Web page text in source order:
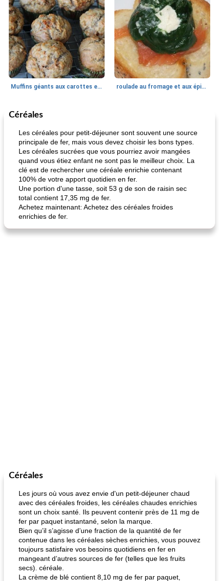
Muffins géants aux carottes et à la banane de Nif roulade au fromage et aux épinards
Marques de confiance: recettes et
fiesta tostadas le méga's jopp joes
Céréales
Les céréales pour petit-déjeuner sont souvent une source
principale de fer, mais vous devez choisir les bons types.
Les céréales sucrées que vous pourriez avoir mangées
quand vous étiez enfant ne sont pas le meilleur choix. La
clé est de rechercher une céréale enrichie contenant
100% de votre apport quotidien en fer.
Une portion d'une tasse, soit 53 g de son de raisin sec
total contient 17,35 mg de fer.
Achetez maintenant: Achetez des céréales froides
enrichies de fer.
Céréales
Les jours où vous avez envie d'un petit-déjeuner chaud
avec des céréales froides, les céréales chaudes enrichies
sont un choix santé. Ils peuvent contenir près de 11 mg de
fer par paquet instantané, selon la marque.
Bien qu’il s’agisse d’une fraction de la quantité de fer
contenue dans les céréales sèches enrichies, vous pouvez
toujours satisfaire vos besoins quotidiens en fer en
mangeant d’autres sources de fer (telles que les fruits
secs). céréale.
La crème de blé contient 8,10 mg de fer par paquet,